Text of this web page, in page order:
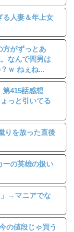
る人妻＆年上女
方がずっとあ
なんで間男は
ｗ ねぇね...
415話感想
っと引いてる
りを放った直後
ーの英雄の扱い
→マニアでな
の値段じゃ買う